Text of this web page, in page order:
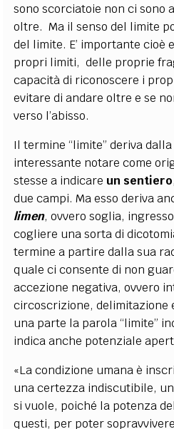
sono scorciatoie non ci sono
oltre. Ma il senso del limite
del limite. E’ importante cioè
propri limiti, delle proprie
capacità di riconoscere i
evitare di andare oltre e se
verso l’abisso.
Il termine “limite” deriva
interessante notare come
stesse a indicare un sentiero
due campi. Ma esso deriva
limen, ovvero soglia,
cogliere una sorta di
termine a partire dalla sua
quale ci consente di non
accezione negativa, ovvero
circoscrizione, delimitazione
una parte la parola “limite”
indica anche potenziale
«La condizione umana è
una certezza indiscutibile,
si vuole, poiché la potenza
questi, per poter